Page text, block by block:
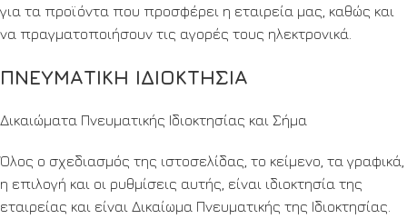
για τα προϊόντα που προσφέρει η εταιρεία μας, καθώς και
να πραγματοποιήσουν τις αγορές τους ηλεκτρονικά.
ΠΝΕΥΜΑΤΙΚΗ ΙΔΙΟΚΤΗΣΙΑ
Δικαιώματα Πνευματικής Ιδιοκτησίας και Σήμα
Όλος ο σχεδιασμός της ιστοσελίδας, το κείμενο, τα γραφικά,
η επιλογή και οι ρυθμίσεις αυτής, είναι ιδιοκτησία της
εταιρείας και είναι Δικαίωμα Πνευματικής της Ιδιοκτησίας.